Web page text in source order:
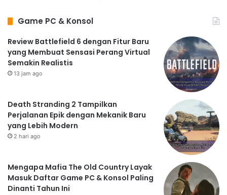
Game PC & Konsol
Review Battlefield 6 dengan Fitur Baru
yang Membuat Sensasi Perang Virtual
Semakin Realistis
13 jam ago
Death Stranding 2 Tampilkan
Perjalanan Epik dengan Mekanik Baru
yang Lebih Modern
2 hari ago
Mengapa Mafia The Old Country Layak
Masuk Daftar Game PC & Konsol Paling
Dinanti Tahun Ini